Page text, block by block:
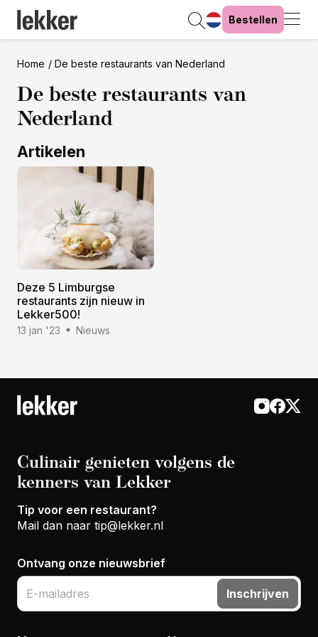
Bestellen
Home De beste restaurants van Nederland
De beste restaurants van
Nederland
Artikelen
Deze 5 Limburgse
restaurants zijn nieuw in
Lekker500!
13 jan '23 Nieuws
Culinair genieten volgens de
kenners van Lekker
Tip voor een restaurant?
Mail dan naar tip@lekker.nl
Ontvang onze nieuwsbrief
Inschrijven